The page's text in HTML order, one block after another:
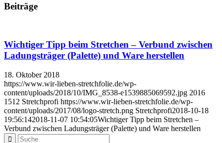
Beiträge
Wichtiger Tipp beim Stretchen – Verbund zwischen
Ladungsträger (Palette) und Ware herstellen
18. Oktober 2018
https://www.wir-lieben-stretchfolie.de/wp-
content/uploads/2018/10/IMG_8538-e1539885069592.jpg 2016
1512 Stretchprofi https://www.wir-lieben-stretchfolie.de/wp-
content/uploads/2017/08/logo-stretch.png Stretchprofi2018-10-18
19:56:142018-11-07 10:54:05Wichtiger Tipp beim Stretchen –
Verbund zwischen Ladungsträger (Palette) und Ware herstellen